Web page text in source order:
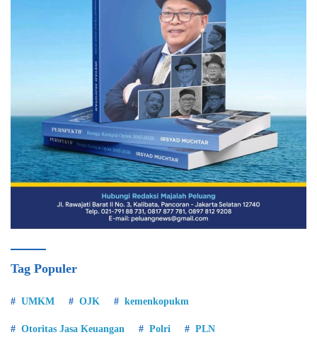
Tag Populer
UMKM OJK kemenkopukm
Otoritas Jasa Keuangan Polri PLN